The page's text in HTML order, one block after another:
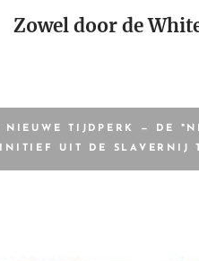
Zowel door de
TIJDPERK — DE
UIT DE SLAVERNIJ